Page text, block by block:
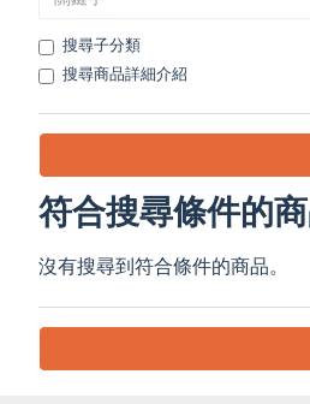
搜尋子分類
搜尋商品詳細介紹
符合搜尋條件的
沒有搜尋到符合條件的商品。